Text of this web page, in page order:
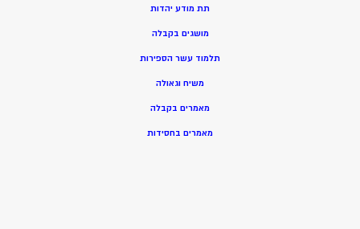
תת מודע יהדות
מושגים בקבלה
תלמוד עשר הספירות
משיח וגאולה
מאמרים בקבלה
מאמרים בחסידות